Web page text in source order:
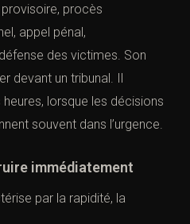
procès
appel pénal,
des victimes. Son
devant un tribunal. Il
lorsque les décisions
souvent dans l’urgence.
immédiatement
par la rapidité, la